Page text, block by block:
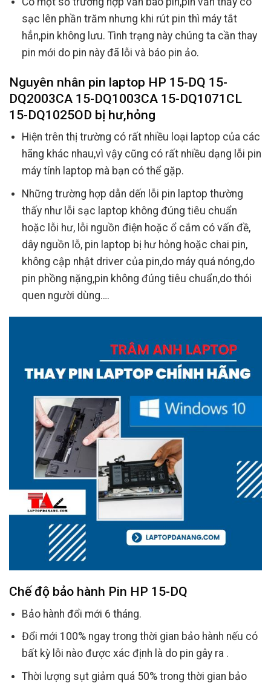
sạc lên phần trăm nhưng khi rút pin thì máy tắt
hẳn,pin không lưu. Tình trạng này chúng ta cần thay
pin mới do pin này đã lỗi và báo pin ảo.
Nguyên nhân pin laptop HP 15-DQ 15-
DQ2003CA 15-DQ1003CA 15-DQ1071CL
15-DQ1025OD bị hư,hỏng
Hiện trên thị trường có rất nhiều loại laptop của các
hãng khác nhau,vì vậy cũng có rất nhiều dạng lỗi pin
máy tính laptop mà bạn có thể gặp.
Những trường hợp dẫn dến lỗi pin laptop thường
thấy như lỗi sạc laptop không đúng tiêu chuẩn
hoặc lỗi hư, lỗi nguồn điện hoặc ổ cắm có vấn đề,
dây nguồn lỗ, pin laptop bị hư hỏng hoặc chai pin,
không cập nhật driver của pin,do máy quá nóng,do
pin phồng nặng,pin không đúng tiêu chuẩn,do thói
quen người dùng….
Chế độ bảo hành Pin HP 15-DQ
Bảo hành đổi mới 6 tháng.
Đổi mới 100% ngay trong thời gian bảo hành nếu có
bất kỳ lỗi nào được xác định là do pin gây ra .
Thời lượng sụt giảm quá 50% trong thời gian bảo